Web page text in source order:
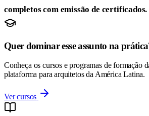
completos com emissão de certificados.
Quer dominar esse assunto na
Conheça os cursos e programas de formação
plataforma para arquitetos da América Latina.
Ver cursos